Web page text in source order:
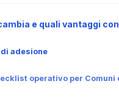
e quali vantaggi
adesione
operativo per Comuni